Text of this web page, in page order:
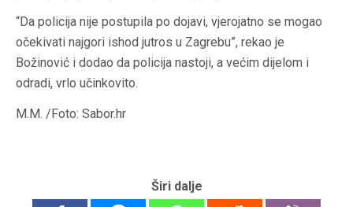
“Da policija nije postupila po dojavi, vjerojatno se mogao
očekivati najgori ishod jutros u Zagrebu”, rekao je
Božinović i dodao da policija nastoji, a većim dijelom i
odradi, vrlo učinkovito.
M.M. /Foto: Sabor.hr
Širi dalje